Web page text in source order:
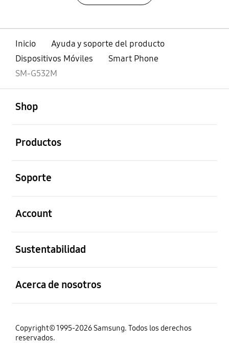
Inicio
Ayuda y soporte del producto
Dispositivos Móviles
Smart Phone
SM-G532M
Shop
Productos
Soporte
Account
Sustentabilidad
Acerca de nosotros
Copyright© 1995-2026 Samsung. Todos los derechos
reservados.